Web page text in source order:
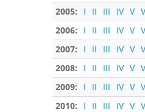
2005:
I II III IV V
2006:
I II III IV V
2007:
I II III IV V
2008:
I II III IV V
2009:
I II III IV V
2010:
I II III IV V